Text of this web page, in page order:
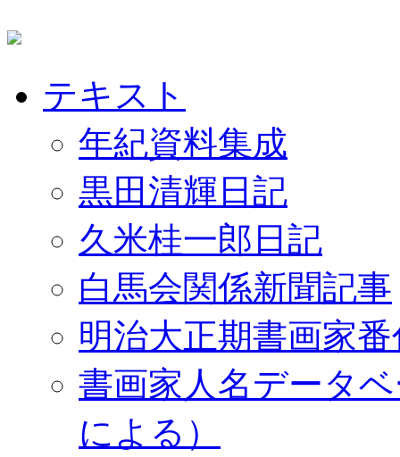
テキスト
年紀資料集成
黒田清輝日記
久米桂一郎日記
白馬会関係新聞記事
明治大正期書画家
書画家人名データ
による）